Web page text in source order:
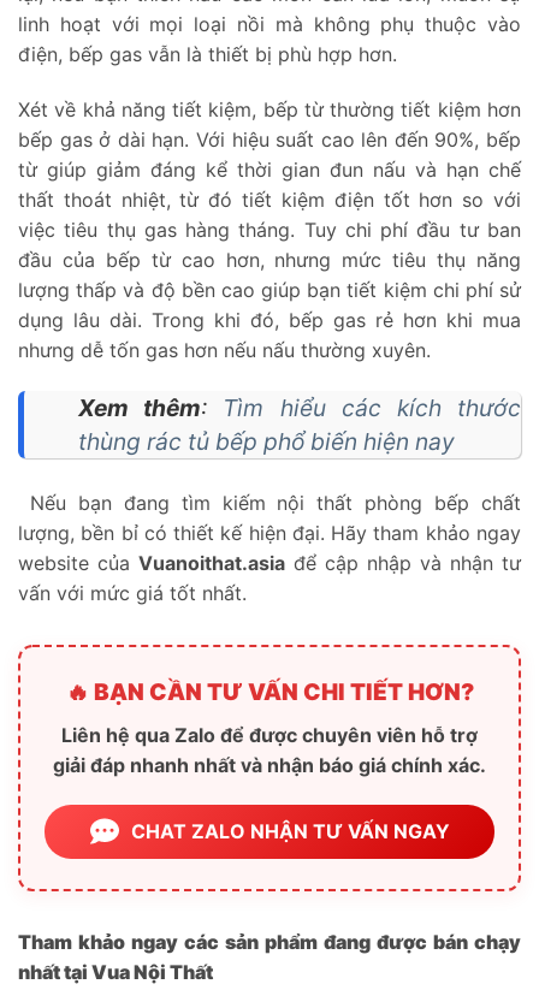
linh hoạt với mọi loại nồi mà không phụ thuộc vào
điện, bếp gas vẫn là thiết bị phù hợp hơn.
Xét về khả năng tiết kiệm, bếp từ thường tiết kiệm hơn
bếp gas ở dài hạn. Với hiệu suất cao lên đến 90%, bếp
từ giúp giảm đáng kể thời gian đun nấu và hạn chế
thất thoát nhiệt, từ đó tiết kiệm điện tốt hơn so với
việc tiêu thụ gas hàng tháng. Tuy chi phí đầu tư ban
đầu của bếp từ cao hơn, nhưng mức tiêu thụ năng
lượng thấp và độ bền cao giúp bạn tiết kiệm chi phí sử
dụng lâu dài. Trong khi đó, bếp gas rẻ hơn khi mua
nhưng dễ tốn gas hơn nếu nấu thường xuyên.
Xem thêm: Tìm hiểu các kích thước
thùng rác tủ bếp phổ biến hiện nay
Nếu bạn đang tìm kiếm nội thất phòng bếp chất
lượng, bền bỉ có thiết kế hiện đại. Hãy tham khảo ngay
website của Vuanoithat.asia để cập nhập và nhận tư
vấn với mức giá tốt nhất.
🔥 BẠN CẦN TƯ VẤN CHI TIẾT HƠN?
Liên hệ qua Zalo để được chuyên viên hỗ trợ
giải đáp nhanh nhất và nhận báo giá chính xác.
CHAT ZALO NHẬN TƯ VẤN NGAY
Tham khảo ngay các sản phẩm đang được bán chạy
nhất tại Vua Nội Thất